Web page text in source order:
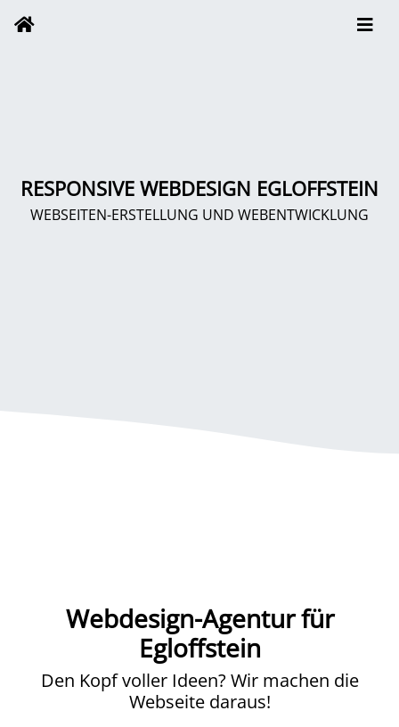
RESPONSIVE WEBDESIGN EGLOFFSTEIN
WEBSEITEN-ERSTELLUNG UND WEBENTWICKLUNG
Webdesign-Agentur für
Egloffstein
Den Kopf voller Ideen? Wir machen die
Webseite daraus!